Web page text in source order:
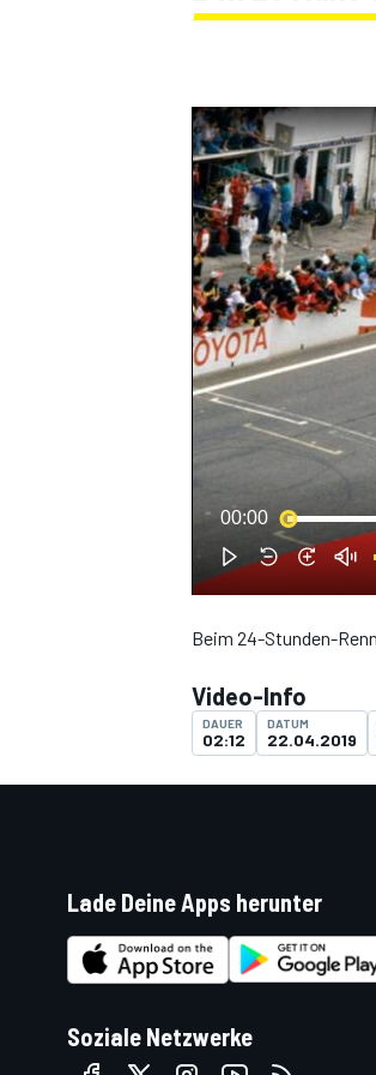
MOTOGP
DTM
00:00
Beim 24-Stunden-
Video-Info
DAUER
02:12
DATUM
22.04.2019
Lade Deine Apps herunter
Soziale Netzwerke